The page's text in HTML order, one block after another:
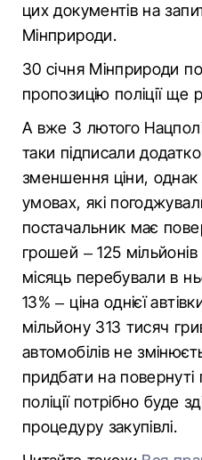
цих документів на
Мінприроди.
30 січня Мінприроди
пропозицію поліції ще
А вже 3 лютого
таки підписали
зменшення ціни, однак
умовах, які
постачальник має
грошей – 125
місяць перебували в
13% – ціна однієї
мільйону 313 тисяч
автомобілів не
придбати на повернуті
поліції потрібно буде
процедуру закупівлі.